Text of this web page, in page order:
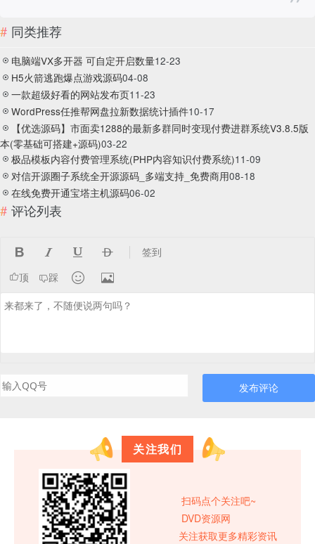
同类推荐
电脑端VX多开器 可自定开启数量12-23
H5火箭逃跑爆点游戏源码04-08
一款超级好看的网站发布页11-23
WordPress任推帮网盘拉新数据统计插件10-17
【优选源码】市面卖1288的最新多群同时变现付费进群系统V3.8.5版
本(零基础可搭建+源码)03-22
极品模板内容付费管理系统(PHP内容知识付费系统)11-09
对信开源圈子系统全开源源码_多端支持_免费商用08-18
在线免费开通宝塔主机源码06-02
评论列表
    签到
顶 踩  
发布评论
关注我们
扫码点个关注吧~
DVD资源网
关注获取更多精彩资讯